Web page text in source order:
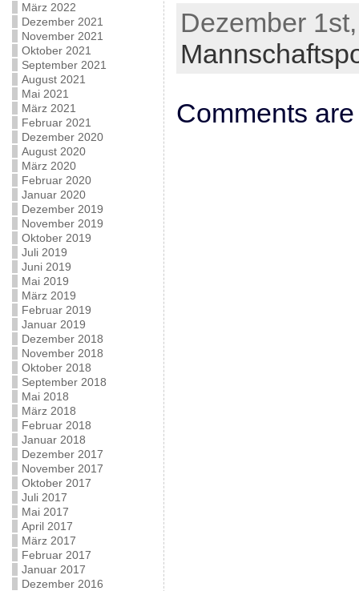
März 2022
Dezember 2021
November 2021
Oktober 2021
September 2021
August 2021
Mai 2021
März 2021
Februar 2021
Dezember 2020
August 2020
März 2020
Februar 2020
Januar 2020
Dezember 2019
November 2019
Oktober 2019
Juli 2019
Juni 2019
Mai 2019
März 2019
Februar 2019
Januar 2019
Dezember 2018
November 2018
Oktober 2018
September 2018
Mai 2018
März 2018
Februar 2018
Januar 2018
Dezember 2017
November 2017
Oktober 2017
Juli 2017
Mai 2017
April 2017
März 2017
Februar 2017
Januar 2017
Dezember 2016
Dezember
Comments